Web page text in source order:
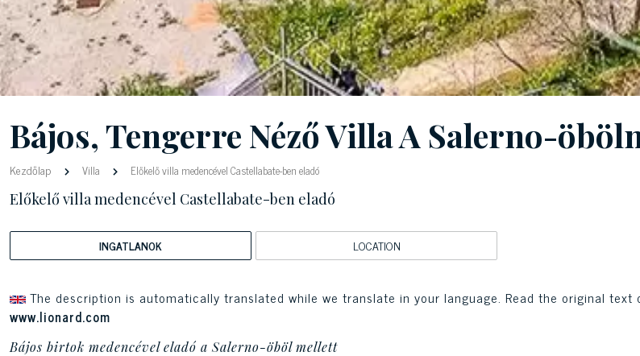
Bájos, Tengerre Néző Villa A Salerno-
Kezdőlap Villa Előkelő villa medencével Castellabate-ben eladó
Előkelő villa medencével Castellabate-ben eladó
INGATLANOK LOCATION
The description is automatically translated while we translate in your language. Read the original text
www.lionard.com
Bájos birtok medencével eladó a Salerno-öböl mellett